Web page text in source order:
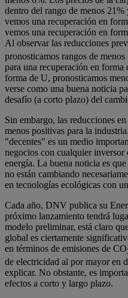
dentro del rango de menos
vemos una recuperación en
vemos una recuperación en
Al observar las reducciones
pronosticamos rangos de
para una recuperación en
forma de U, pronosticamos
verse como una buena noticia
desafío (a corto plazo) del
Sin embargo, las reducciones
menos positivas para la
"decentes" es un medio
negocios con cualquier inversor
energía. La buena noticia es
no están cambiando
en tecnologías ecológicas con
Cada año, DNV publica su
próximo lanzamiento tendrá
modelo preliminar, está claro
global es ciertamente
en términos de emisiones de CO
de electricidad al por mayor en
explicar. No obstante, es
efectos a corto y largo plazo.